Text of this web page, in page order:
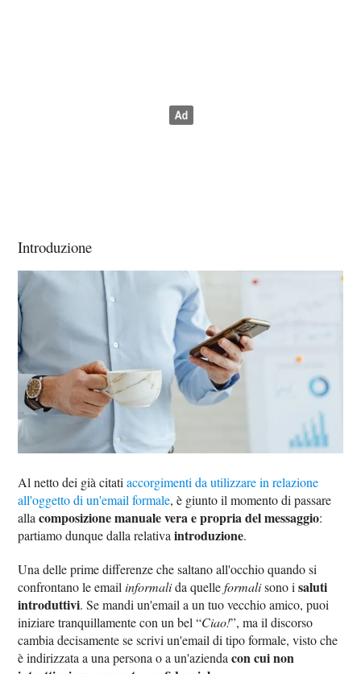
Introduzione
Al netto dei già citatiaccorgimenti da utilizzare in relazione
all'oggetto di un'email formale, è giunto il momento di passare
allacomposizione manuale vera e propria del messaggio:
partiamo dunque dalla relativaintroduzione.
Una delle prime differenze che saltano all'occhio quando si
confrontano le emailinformalida quelleformalisono isaluti
introduttivi. Se mandi un'email a un tuo vecchio amico, puoi
iniziare tranquillamente con un bel “Ciao!”, ma il discorso
cambia decisamente se scrivi un'email di tipo formale, visto che
è indirizzata a una persona o a un'aziendacon cui non